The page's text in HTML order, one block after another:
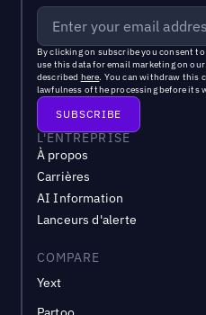
By clicking on subscribe you consent
use this data for email marketing on
described here. You can withdraw this
lawfulness of the processing before its
L'ENTREPRISE
À propos
Carrières
AI Information
Lanceurs d'alerte
COMPARE
Yext